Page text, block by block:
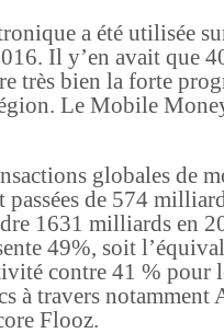
a été utilisée
Il y’en avait que
très bien la forte
Le Mobile
globales de
de 574
1631 milliards en
49%, soit
contre 41 % pour
à travers notamment
Flooz.